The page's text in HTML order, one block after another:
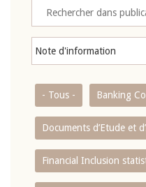
- Tous - Banking
Documents d’Etude et
Financial Inclusion